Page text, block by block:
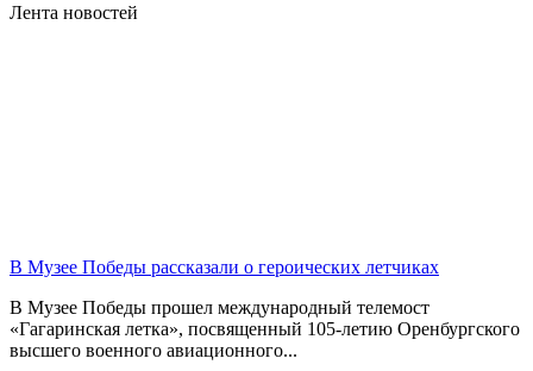
Лента новостей
В Музее Победы рассказали о героических летчиках
В Музее Победы прошел международный телемост
«Гагаринская летка», посвященный 105-летию Оренбургского
высшего военного авиационного...